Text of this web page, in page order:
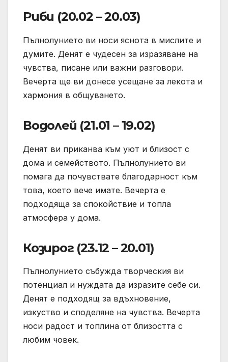
Риби (20.02 – 20.03)
Пълнолунието ви носи яснота в мислите и
думите. Денят е чудесен за изразяване на
чувства, писане или важни разговори.
Вечерта ще ви донесе усещане за лекота и
хармония в общуването.
Водолей (21.01 – 19.02)
Денят ви приканва към уют и близост с
дома и семейството. Пълнолунието ви
помага да почувствате благодарност към
това, което вече имате. Вечерта е
подходяща за спокойствие и топла
атмосфера у дома.
Козирог (23.12 – 20.01)
Пълнолунието събужда творческия ви
потенциал и нуждата да изразите себе си.
Денят е подходящ за вдъхновение,
изкуство и споделяне на чувства. Вечерта
носи радост и топлина от близостта с
любим човек.